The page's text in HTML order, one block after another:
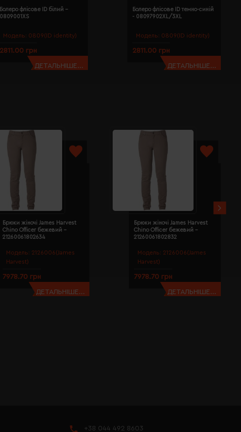
Модель: 0809(ID identity)
Болеро флісове ID білий -
0809001XS
2811.00 грн
ДЕТАЛЬНІШЕ...
Модель: 0809(ID identity)
Болеро флісове ID темно-синій
- 08097902XL/3XL
2811.00 грн
ДЕТАЛЬНІШЕ...
Модель: 2126006(James
Harvest)
Брюки жіночі James Harvest
Chino Officer бежевий -
21260061802634
7978.70 грн
ДЕТАЛЬНІШЕ...
Модель: 2126006(James
Harvest)
Брюки жіночі James Harvest
Chino Officer бежевий -
21260061802832
7978.70 грн
ДЕТАЛЬНІШЕ...
+38 044 492 8603